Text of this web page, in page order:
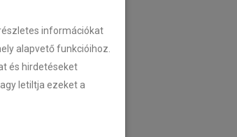
információkat
alapvető funkcióihoz.
és hirdetéseket
letiltja ezeket a